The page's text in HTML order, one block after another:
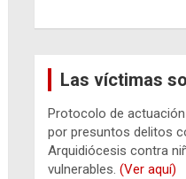
Las víctimas
Protocolo de
por presuntos delitos
Arquidiócesis contra
vulnerables.(Ver aquí)